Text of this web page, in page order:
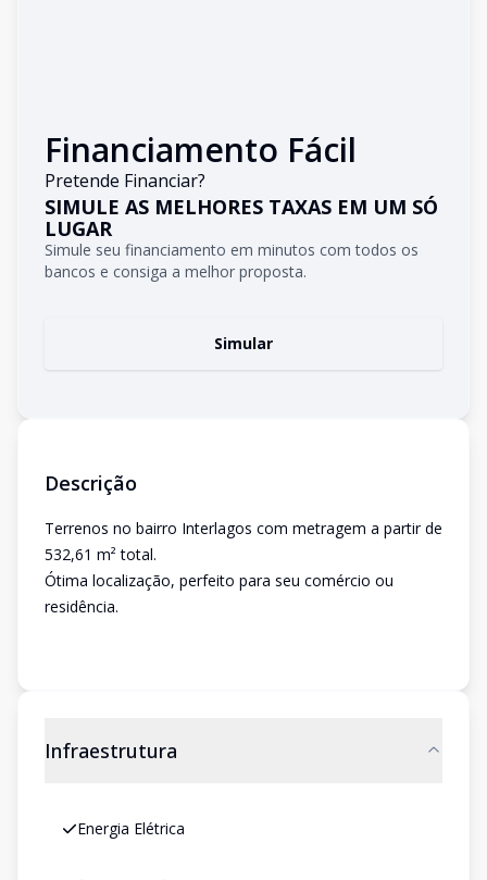
Financiamento Fácil
Pretende Financiar?
SIMULE AS MELHORES TAXAS EM UM SÓ
LUGAR
Simule seu financiamento em minutos com todos os
bancos e consiga a melhor proposta.
Simular
Descrição
Terrenos no bairro Interlagos com metragem a partir de
532,61 m² total.
Ótima localização, perfeito para seu comércio ou
residência.
Infraestrutura
Energia Elétrica